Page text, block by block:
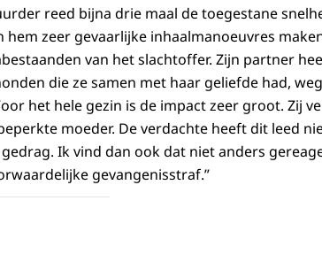
reed bijna drie maal de toegestane
zeer gevaarlijke inhaalmanoeuvres
van het slachtoffer. Zijn partner
die ze samen met haar geliefde had,
het hele gezin is de impact zeer groot. Zij
moeder. De verdachte heeft dit leed
Ik vind dan ook dat niet anders
gevangenisstraf.”